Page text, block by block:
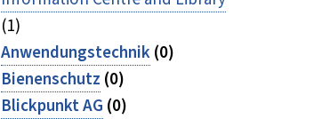
(1)
Anwendungstechnik(0)
Bienenschutz (0)
Blickpunkt AG (0)